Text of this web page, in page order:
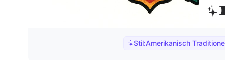
Stil:Amerikanisch